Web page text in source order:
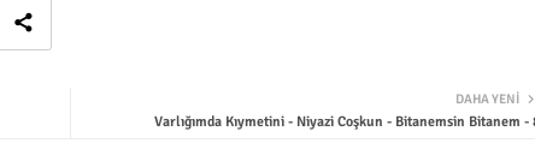
DAHA YENI
Varlığımda Kıymetini - Niyazi Coşkun - Bitanemsin Bitanem -